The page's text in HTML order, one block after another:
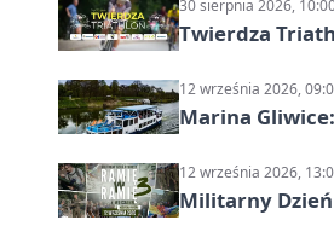
30 sierpnia 2026,
Twierdza
12 września 2026,
Marina
12 września 2026,
Militarny Dzień